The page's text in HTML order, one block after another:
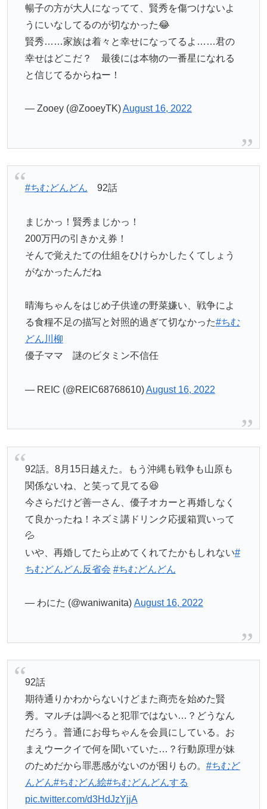
暢子の方が大人になってて、賢秀を傷つけないよ
うにいなしてるのが切なかった😂
賢秀……家族は着々と幸せになってるよ……君の
幸せはどこだ？ 最後には本物の一番星になれる
と信じてるからねー！
— Zooey (@ZooeyTK)August 16, 2022
#ちむどんどん 92話
まじかっ！賢秀まじかっ！
200万円の引きかえ券！
そんで覚えたての仕組をひけらかしたくてしょう
がなかったんだね
晴海ちゃんをはじめ子供達の野菜嫌い、戦争によ
る食糧不足の描写と対照的過ぎて切なかった#ちむ
どん川柳
優子ママ 謎のビタミン不信任
— REIC (@REIC68768610)August 16, 2022
92話。8月15日越えた。もう沖縄も戦争も山原も
関係ないね、と笑って見てる😆
今さらだけど善一さん、優子オカーと再婚しなく
て良かったね！ネズミ講ドリンク応援箱買いって
💦
いや、再婚してたら止めてくれてたかもしれない#
ちむどんどん反省会 #ちむどんどん
— わにた (@waniwanita) August 16, 2022
92話
期待通りかわからないけどまた商売を始めた賢
秀。マルチは調べると犯罪ではない…？どうなん
だろう。普通にお母ちゃんを会員にしている。お
まえウークイで何を聞いていた…？行動原理が妹
のためだから罪悪感がないのが困りもの。 #ちむど
んどん#ちむどん絵#ちむどんどんする
pic.twitter.com/d3HdJzYjjA